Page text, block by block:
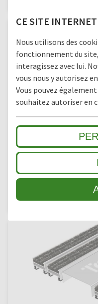
CE SITE
Nous utilisons des
fonctionnement du
interagissez avec lui.
vous nous y autorisez
Vous pouvez
souhaitez autoriser en